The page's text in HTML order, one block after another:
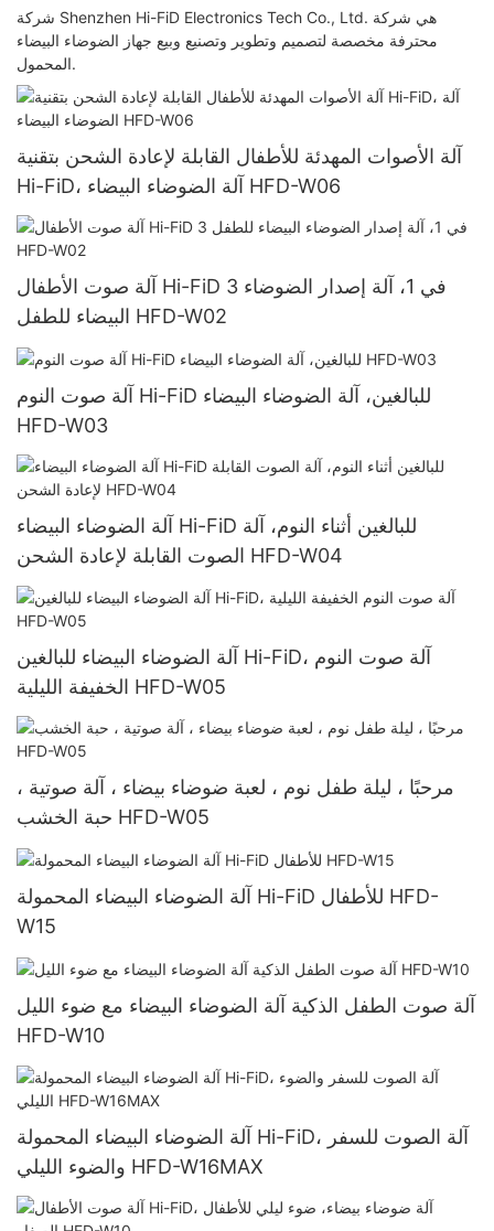
شركة Shenzhen Hi-FiD Electronics Tech Co., Ltd. هي شركة
محترفة مخصصة لتصميم وتطوير وتصنيع وبيع جهاز الضوضاء البيضاء
المحمول.
آلة الأصوات المهدئة للأطفال القابلة لإعادة الشحن بتقنية
Hi-FiD، آلة الضوضاء البيضاء HFD-W06
آلة صوت الأطفال Hi-FiD 3 في 1، آلة إصدار الضوضاء
البيضاء للطفل HFD-W02
آلة صوت النوم Hi-FiD للبالغين، آلة الضوضاء البيضاء
HFD-W03
آلة الضوضاء البيضاء Hi-FiD للبالغين أثناء النوم، آلة
الصوت القابلة لإعادة الشحن HFD-W04
آلة الضوضاء البيضاء للبالغين Hi-FiD، آلة صوت النوم
الخفيفة الليلية HFD-W05
مرحبًا ، ليلة طفل نوم ، لعبة ضوضاء بيضاء ، آلة صوتية ،
حبة الخشب HFD-W05
آلة الضوضاء البيضاء المحمولة Hi-FiD للأطفال HFD-
W15
آلة صوت الطفل الذكية آلة الضوضاء البيضاء مع ضوء الليل
HFD-W10
آلة الضوضاء البيضاء المحمولة Hi-FiD، آلة الصوت للسفر
والضوء الليلي HFD-W16MAX